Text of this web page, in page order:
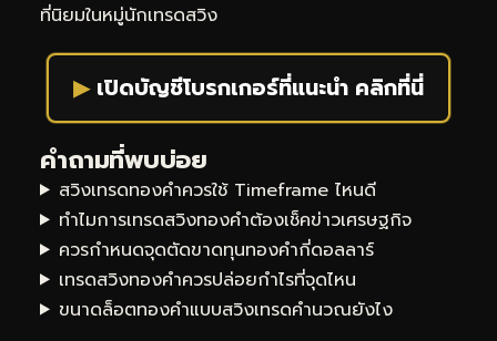
ที่นิยมในหมู่นักเทรดสวิง
▶เปิดบัญชีโบรกเกอร์ที่แนะนำ คลิกที่นี่
คำถามที่พบบ่อย
สวิงเทรดทองคำควรใช้ Timeframe ไหนดี
ทำไมการเทรดสวิงทองคำต้องเช็คข่าวเศรษฐกิจ
ควรกำหนดจุดตัดขาดทุนทองคำกี่ดอลลาร์
เทรดสวิงทองคำควรปล่อยกำไรที่จุดไหน
ขนาดล็อตทองคำแบบสวิงเทรดคำนวณยังไง